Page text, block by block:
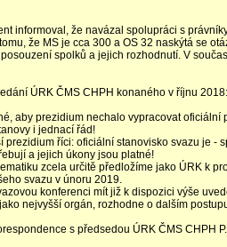
informoval, že navázal spolupráci s
že MS je cca 300 a OS 32 naskýtá se
spolků a jejich rozhodnutí. V
ÚRK ČMS CHPH konaného v říjnu 2018:
aby prezidium nechalo vypracovat oficiální
i jednací řád!
prezidium říci: oficiální stanovisko svazu je -
a jejich úkony jsou platné!
zcela určitě předložíme jako ÚRK k
svazu v únoru 2019.
konferenci mít již k dispozici výše
nejvyšší orgán, rozhodne o dalším
s předsedou ÚRK ČMS CHPH